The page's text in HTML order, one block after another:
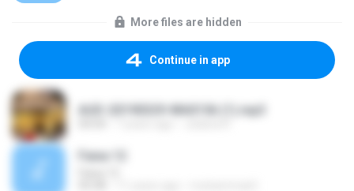
More files are hidden
Continue in app
AUD-20190329-WA0156 (1).mp3
Faixa 12